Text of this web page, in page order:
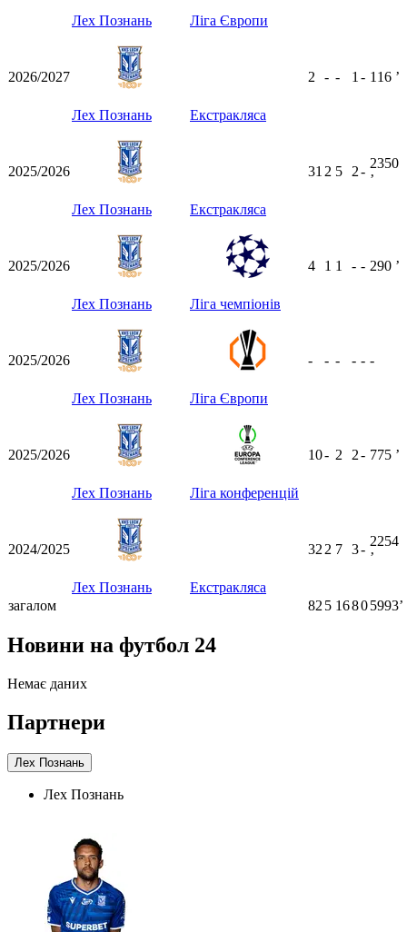
Лех Познань Ліга Європи
2026/2027
Лех Познань Екстракляса
2 - - 1 - 116 ʼ
2025/2026
Лех Познань Екстракляса
31 2 5 2-
2350
ʼ
2025/2026
Лех Познань Ліга чемпіонів
4 1 1 - - 290 ʼ
2025/2026
Лех Познань Ліга Європи
- - - - - -
2025/2026
Лех Познань Ліга конференцій
10- 2 2- 775 ʼ
2024/2025
Лех Познань Екстракляса
32 2 7 3-
2254
ʼ
загалом 82 5 16805993ʼ
Новини на футбол 24
Немає даних
Партнери
Лех Познань
Лех Познань